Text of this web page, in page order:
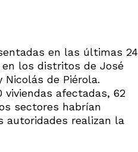
en las últimas 24
en los distritos de José
de Piérola.
viviendas afectadas, 62
sectores habrían
autoridades realizan la